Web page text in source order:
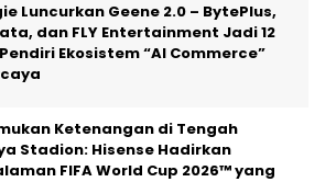
Luncurkan Geene 2.0 – BytePlus,
dan FLY Entertainment Jadi 12
Ekosistem “AI Commerce”
Ketenangan di Tengah
Stadion: Hisense Hadirkan
FIFA World Cup 2026™ yang